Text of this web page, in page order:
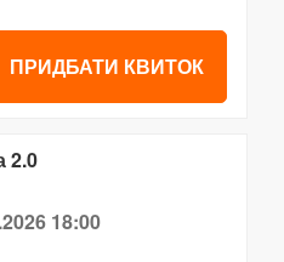
ПРИДБАТИ КВИТОК
2.0
18:00